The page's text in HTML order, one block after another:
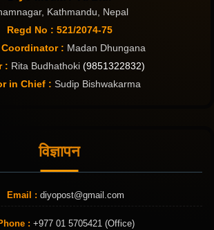
Kathmandu, Nepal
Regd No : 521/2074-75
Coordinator : Madan Dhungana
: Rita Budhathoki (9851322832)
in Chief : Sudip Bishwakarma
विज्ञापन
Email : diyopost@gmail.com
: +977 01 5705421 (Office)